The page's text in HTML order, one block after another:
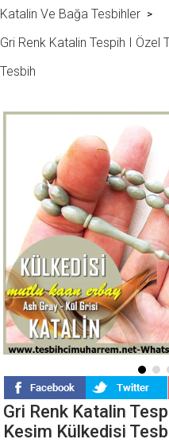
Katalin Ve Bağa Tesbihler >
Gri Renk Katalin Tespih I Özel
Tesbih
Gri Renk Katalin
Kesim Külkedisi